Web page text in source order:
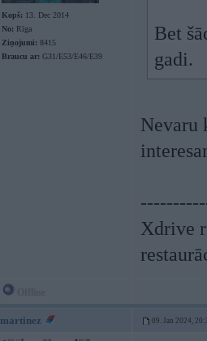
Kopš: 13. Dec 2014
No: Rīga
Ziņojumi: 8415
Braucu ar: G31/E53/E46/E39
Bet
gadi.
Nevaru
Xdrive
martinez 09. Jan 2024,